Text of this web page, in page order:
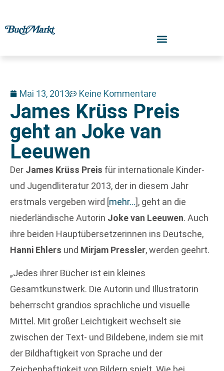
Mai 13, 2013 Keine Kommentare
James Krüss Preis
geht an Joke van
Leeuwen
Der James Krüss Preis für internationale Kinder-
und Jugendliteratur 2013, der in diesem Jahr
erstmals vergeben wird [mehr…], geht an die
niederländische Autorin Joke van Leeuwen. Auch
ihre beiden Hauptübersetzerinnen ins Deutsche,
Hanni Ehlers und Mirjam Pressler, werden geehrt.
„Jedes ihrer Bücher ist ein kleines
Gesamtkunstwerk. Die Autorin und Illustratorin
beherrscht grandios sprachliche und visuelle
Mittel. Mit großer Leichtigkeit wechselt sie
zwischen der Text- und Bildebene, indem sie mit
der Bildhaftigkeit von Sprache und der